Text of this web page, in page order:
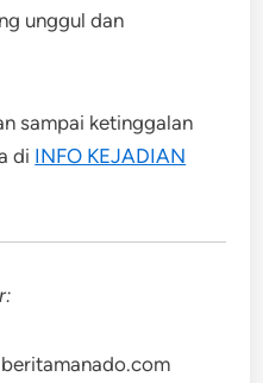
unggul dan
sampai ketinggalan
di INFO KEJADIAN